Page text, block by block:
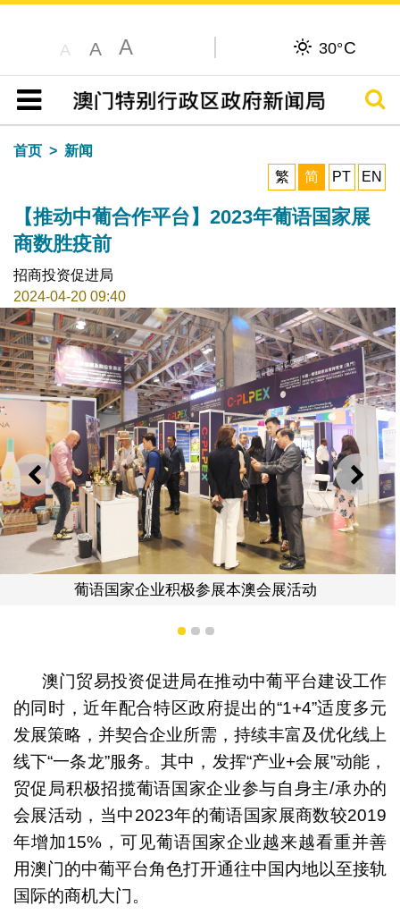
A A A 30°C
目录
搜寻
首页
新闻
繁
简 PT EN
【推动中葡合作平台】2023年葡语国家展
商数胜疫前
招商投资促进局
2024-04-20 09:40
上一则 下一
会展活动
本澳会展活动积极为中国内地、
1 2 3
澳门贸易投资促进局在推动中葡平台建设工作
的同时，近年配合特区政府提出的“1+4”适度多元
发展策略，并契合企业所需，持续丰富及优化线上
线下“一条龙”服务。其中，发挥“产业+会展”动能，
贸促局积极招揽葡语国家企业参与自身主/承办的
会展活动，当中2023年的葡语国家展商数较2019
年增加15%，可见葡语国家企业越来越看重并善
用澳门的中葡平台角色打开通往中国内地以至接轨
国际的商机大门。